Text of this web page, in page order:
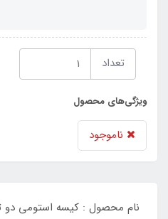
تعداد
ویژگی‌های محصول
ناموجود